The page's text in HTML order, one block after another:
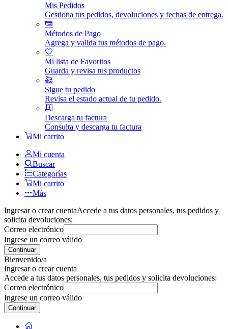
Mis Pedidos
Gestiona tus pedidos, devoluciones y fechas de entrega.
Métodos de Pago
Agrega y valida tus métodos de pago.
Mi lista de Favoritos
Guarda y revisa tus productos
Sigue tu pedido
Revisa el estado actual de tu pedido.
Descarga tu factura
Consulta y descarga tu factura
Mi carrito
Mi cuenta
Buscar
Categorías
Mi carrito
Más
Ingresar o crear cuentaAccede a tus datos personales, tus pedidos y
solicita devoluciones:
Correo electrónico
Ingrese un correo válido
Continuar
Bienvenido/a
Ingresar o crear cuenta
Accede a tus datos personales, tus pedidos y solicita devoluciones:
Correo electrónico
Ingrese un correo válido
Continuar